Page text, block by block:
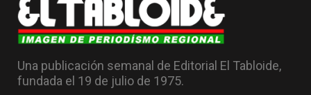
Una publicación semanal de Editorial El Tabloide,
fundada el 19 de julio de 1975.